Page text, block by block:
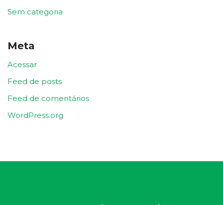
Sem categoria
Meta
Acessar
Feed de posts
Feed de comentários
WordPress.org